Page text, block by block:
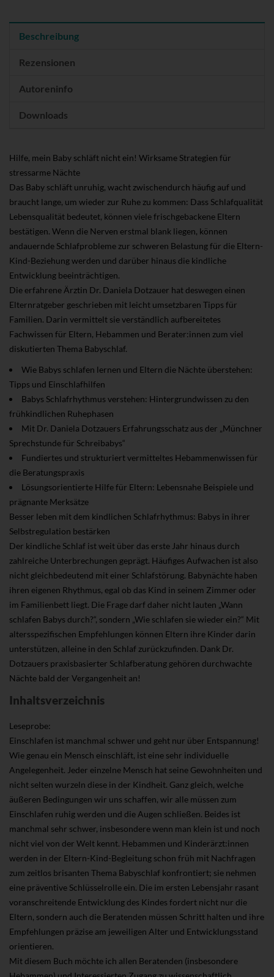
Beschreibung
Rezensionen
Autoreninfo
Downloads
Hilfe, mein Baby schläft nicht ein! Wirksame Strategien für
stressarme Nächte
Das Baby schläft unruhig, wacht zwischendurch häufig auf und
braucht lange, um wieder zur Ruhe zu kommen: Dass Schlafqualität
Lebensqualität bedeutet, können viele frischgebackene Eltern
bestätigen. Wenn die Nerven erstmal blank liegen, können
andauernde Schlafprobleme zur schweren Belastung für die Eltern-
Kind-Beziehung werden und darüber hinaus die kindliche
Entwicklung beeinträchtigen.
Die erfahrene Ärztin Dr. Daniela Dotzauer hat deswegen einen
Elternratgeber geschrieben mit leicht umsetzbaren Tipps für
Familien. Darin vermittelt sie verständlich aufbereitetes
Fachwissen für Eltern, Hebammen und Berater:innen zum viel
diskutierten Thema Babyschlaf.
Wie Babys schlafen lernen und Eltern die Nächte überstehen:
Tipps und Einschlafhilfen
Babys Schlafrhythmus verstehen: Hintergrundwissen zu den
frühkindlichen Ruhephasen
Mit Dr. Daniela Dotzauers Erfahrungsschatz aus der „Münchner
Sprechstunde für Schreibabys“
Fundiertes und strukturiert vermitteltes Hebammenwissen für
die Beratungspraxis
Lösungsorientierte Hilfe für Eltern: Lebensnahe Beispiele und
prägnante Merksätze
Besser leben mit dem kindlichen Schlafrhythmus: Babys in ihrer
Selbstregulation bestärken
Der kindliche Schlaf ist weit über das erste Jahr hinaus durch
zahlreiche Unterbrechungen geprägt. Häufiges Aufwachen ist also
nicht gleichbedeutend mit einer Schlafstörung. Babynächte haben
ihren eigenen Rhythmus, egal ob das Kind in seinem Zimmer oder
im Familienbett liegt. Die Frage darf daher nicht lauten „Wann
schlafen Babys durch?“, sondern „Wie schlafen sie wieder ein?“ Mit
altersspezifischen Empfehlungen können Eltern ihre Kinder darin
unterstützen, alleine in den Schlaf zurückzufinden. Dank Dr.
Dotzauers praxisbasierter Schlafberatung gehören durchwachte
Nächte bald der Vergangenheit an!
Inhaltsverzeichnis
Leseprobe:
Einschlafen ist manchmal schwer und geht nur über Entspannung!
Wie genau ein Mensch einschläft, ist eine sehr individuelle
Angelegenheit. Jeder einzelne Mensch hat seine Gewohnheiten und
nicht selten wurzeln diese in der Kindheit. Ganz gleich, welche
äußeren Bedingungen wir uns schaffen, wir alle müssen zum
Einschlafen ruhig werden und die Augen schließen. Beides ist
manchmal sehr schwer, insbesondere wenn man klein ist und noch
nicht viel von der Welt kennt. Hebammen und Kinderärzt:innen
werden in der Eltern-Kind-Begleitung schon früh mit Nachfragen
zum zeitlos brisanten Thema Babyschlaf konfrontiert; sie nehmen
eine präventive Schlüsselrolle ein. Die im ersten Lebensjahr rasant
voranschreitende Entwicklung des Kindes fordert nicht nur die
Eltern, sondern auch die Beratenden müssen Schritt halten und ihre
Empfehlungen präzise am jeweiligen Alter und Entwicklungsstand
orientieren.
Mit diesem Buch möchte ich allen Beratenden (insbesondere